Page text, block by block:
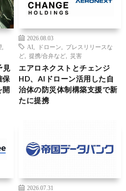
見
保
開
2026.08.03
AI
ドローン
プレスリリースな
ど
提携/合弁など 災害
エアロネクストとチェンジ
HD、AIドローン活用した自
治体の防災体制構築支援で新
たに提携
2026.07.31